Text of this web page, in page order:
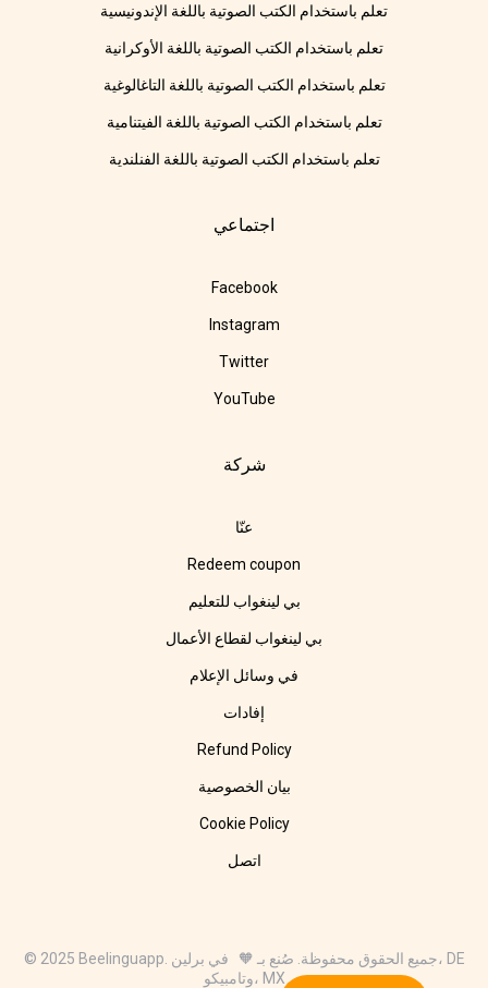
تعلم باستخدام الكتب الصوتية باللغة الإندونيسية
تعلم باستخدام الكتب الصوتية باللغة الأوكرانية
تعلم باستخدام الكتب الصوتية باللغة التاغالوغية
تعلم باستخدام الكتب الصوتية باللغة الفيتنامية
تعلم باستخدام الكتب الصوتية باللغة الفنلندية
اجتماعي
Facebook
Instagram
Twitter
YouTube
شركة
عنّا
Redeem coupon
بي لينغواب للتعليم
بي لينغواب لقطاع الأعمال
في وسائل الإعلام
إفادات
Refund Policy
بيان الخصوصية
Cookie Policy
اتصل
© 2025 Beelinguapp. جميع الحقوق محفوظة. صُنع بـ 🧡 في برلين، DE
وتامبيكو، MX